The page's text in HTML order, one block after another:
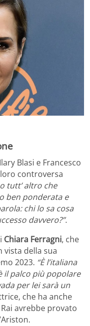
Blasi e Francesco
controversa
tutt’ altro che
ben ponderata e
chi lo sa cosa
davvero?”.
Chiara Ferragni, che
vista della sua
2023. “È l’italiana
il palco più popolare
per lei sarà un
che ha anche
avrebbe provato